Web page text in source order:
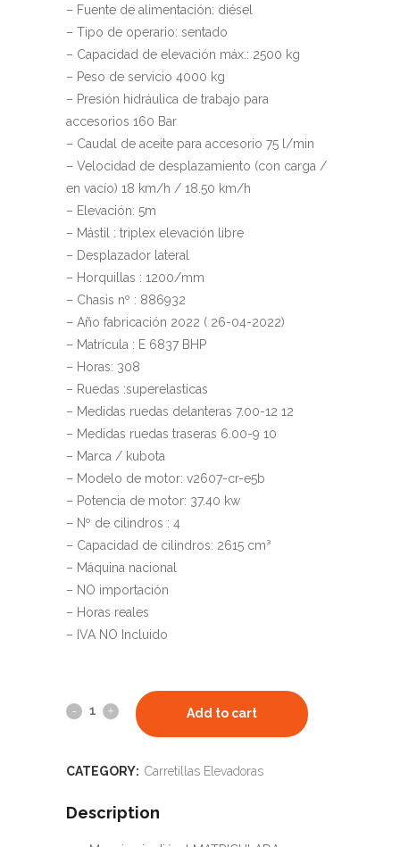
– Fuente de alimentación: diésel
– Tipo de operario: sentado
– Capacidad de elevación máx.: 2500 kg
– Peso de servicio 4000 kg
– Presión hidráulica de trabajo para
accesorios 160 Bar
– Caudal de aceite para accesorio 75 l/min
– Velocidad de desplazamiento (con carga /
en vacío) 18 km/h / 18.50 km/h
– Elevación: 5m
– Mástil : triplex elevación libre
– Desplazador lateral
– Horquillas : 1200/mm
– Chasis nº : 886932
– Año fabricación 2022 ( 26-04-2022)
– Matrícula : E 6837 BHP
– Horas: 308
– Ruedas :superelasticas
– Medidas ruedas delanteras 7.00-12 12
– Medidas ruedas traseras 6.00-9 10
– Marca / kubota
– Modelo de motor: v2607-cr-e5b
– Potencia de motor: 37.40 kw
– Nº de cilindros : 4
– Capacidad de cilindros: 2615 cm³
– Máquina nacional
– NO importación
– Horas reales
– IVA NO Incluido
Add to cart
CATEGORY: Carretillas Elevadoras
Description